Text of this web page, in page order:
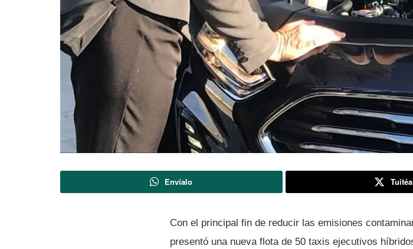
Envíalo
Con el principal fin de reducir las emisiones
presentó una nueva flota de 50 taxis ejecutivos